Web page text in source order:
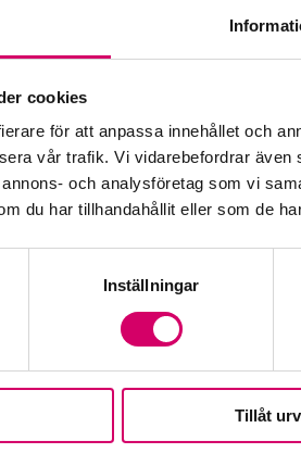
cookies
för att anpassa innehållet och
vår trafik. Vi vidarebefordrar
och analysföretag som vi
du har tillhandahållit eller som de
Inställningar
Tillåt
AB